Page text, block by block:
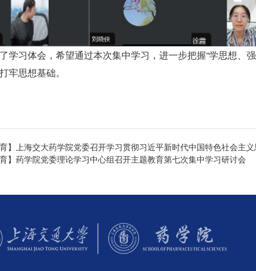
学习体会，希望通过本次集中学习，进一步把握“学思想、
牢思想基础。
】上海交大药学院党委召开学习贯彻习近平新时代中国特色社会主
】药学院党委理论学习中心组召开主题教育第七次集中学习研讨会